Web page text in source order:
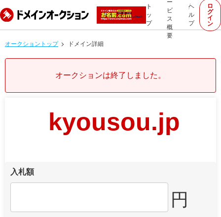
ト
ッ
プ
ー
ビ
ス
概
要
ヘ
ル
プ
ロ
グ
イ
ン
オークショントップ ドメイン詳細
オークションは終了しました。
kyousou.jp
入札額
円